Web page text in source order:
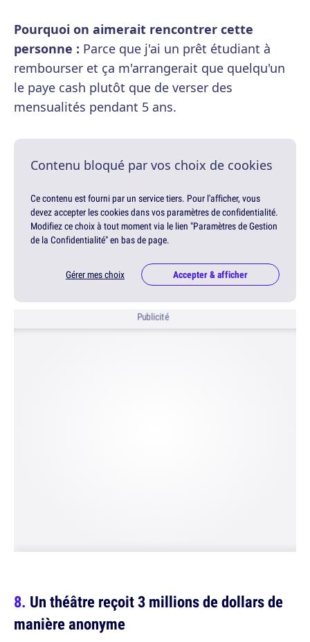
Pourquoi on aimerait rencontrer cette
personne : Parce que j'ai un prêt étudiant à
rembourser et ça m'arrangerait que quelqu'un
le paye cash plutôt que de verser des
mensualités pendant 5 ans.
Contenu bloqué par vos choix de cookies
Ce contenu est fourni par un service tiers. Pour l'afficher, vous
devez accepter les cookies dans vos paramètres de confidentialité.
Modifiez ce choix à tout moment via le lien "Paramètres de Gestion
de la Confidentialité" en bas de page.
Gérer mes choix Accepter & afficher
Publicité
Un théâtre reçoit 3 millions de dollars de
manière anonyme